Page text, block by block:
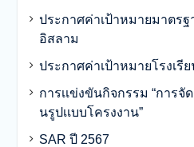
ประกาศค่าเป้าหมายมาตรฐ
อิสลาม
ประกาศค่าเป้าหมายโรงเรี
การเเข่งขันกิจกรรม “การจั
นรูปเเบบโครงงาน”
SAR ปี 2567